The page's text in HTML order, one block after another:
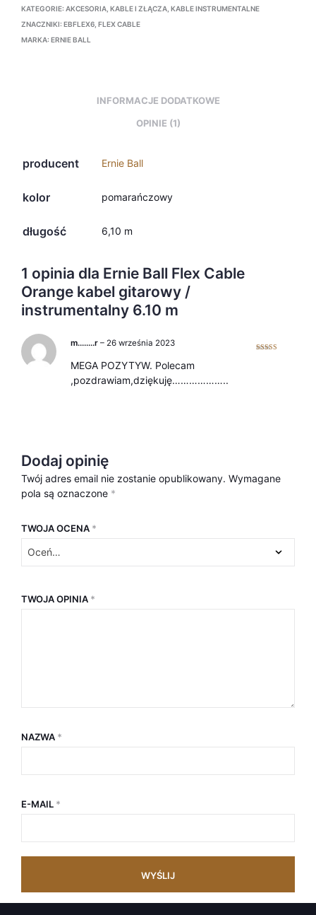
KATEGORIE: AKCESORIA KABLE I ZŁĄCZA KABLE INSTRUMENTALNE
ZNACZNIKI: EBFLEX6 FLEX CABLE
MARKA: ERNIE BALL
INFORMACJE DODATKOWE
OPINIE (1)
producent Ernie Ball
kolor pomarańczowy
długość 6,10 m
1 opinia dla Ernie Ball Flex Cable
Orange kabel gitarowy /
instrumentalny 6.10 m
m……..r – 26 września 2023
MEGA POZYTYW. Polecam
,pozdrawiam,dziękuję………………..
Dodaj opinię
Twój adres email nie zostanie opublikowany. Wymagane
pola są oznaczone *
TWOJA OCENA *
TWOJA OPINIA *
NAZWA *
E-MAIL *